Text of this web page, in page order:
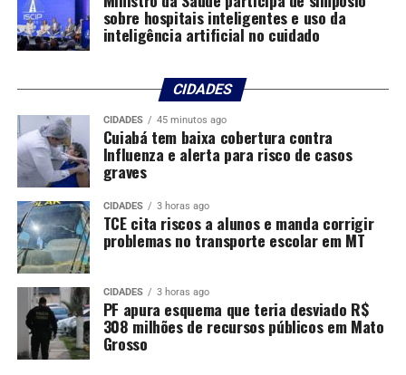
RELATED TOPICS: AGRICULTURA AMPLIARAM
DESTAQUE
DISTÂNCIA DIZ ENTRE
GALÍPOLO
INFLAÇÃO
OFERTA PERCEPÇÃO POPULAÇÃO
UP NEXT
Banco Central aponta cautela adicional na concessão
de crédito
DON'T MISS
Mercado ignora tarifaço e mira negociação: ouça os
destaques econômicos do dia
sobre hospitais inteligentes e uso da
inteligência artificial no cuidado
CIDADES
CIDADES 45 minutos ago
Cuiabá tem baixa cobertura contra
Influenza e alerta para risco de casos
graves
CIDADES 3 horas ago
TCE cita riscos a alunos e manda corrigir
problemas no transporte escolar em MT
CIDADES 3 horas ago
PF apura esquema que teria desviado R$
308 milhões de recursos públicos em Mato
Grosso